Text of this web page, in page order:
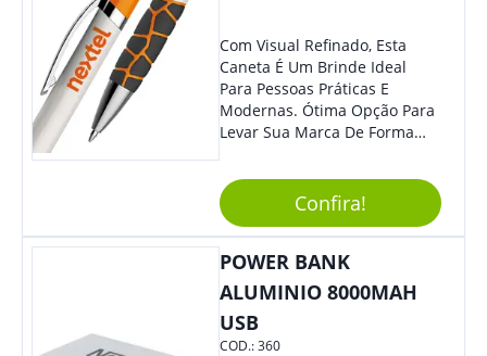
Com Visual Refinado, Esta
Caneta É Um Brinde Ideal
Para Pessoas Práticas E
Modernas. Ótima Opção Para
Levar Sua Marca De Forma
Sua Empresa Em Eventos,
Reuniões Corporativas Ou Até
Mesmo Para Presentear
Colaboradores E Parceiros De
Sua Empresa.
Confira!
POWER BANK
ALUMINIO 8000MAH
USB
COD.:360